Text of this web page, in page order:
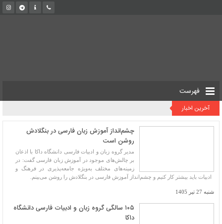
فهرست
آخرین اخبار
چشم‌انداز آموزش زبان فارسی در بنگلادش
روشن است
مدیر گروه زبان و ادبیات فارسی دانشگاه داکا با اذعان
بر چالش‌های موجود در آموزش زبان فارسی گفت: در
زمینه‌های مختلف به‌ویژه جامعه‌پذیری در فرهنگ و
ادبیات باید بیشتر کار کنیم و چشم‌انداز آموزش فارسی در بنگلادش را روشن می‌بینم.
شنبه 27 تیر 1405
۱۰۵ سالگی گروه زبان و ادبیات فارسی دانشگاه
داکا